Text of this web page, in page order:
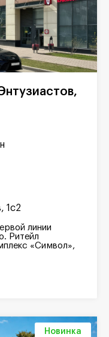
1с2
линии
Ритейл
«Символ»,
Новинка